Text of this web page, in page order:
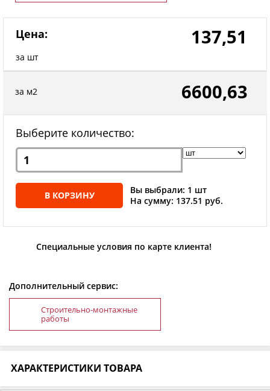
Цена:
за шт
137,51
за м2 6600,63
Выберите количество:
В КОРЗИНУ
Вы выбрали: 1 шт
На сумму: 137.51 руб.
Специальные условия по карте клиента!
Дополнительный сервис:
Строительно-монтажные
работы
ХАРАКТЕРИСТИКИ ТОВАРА